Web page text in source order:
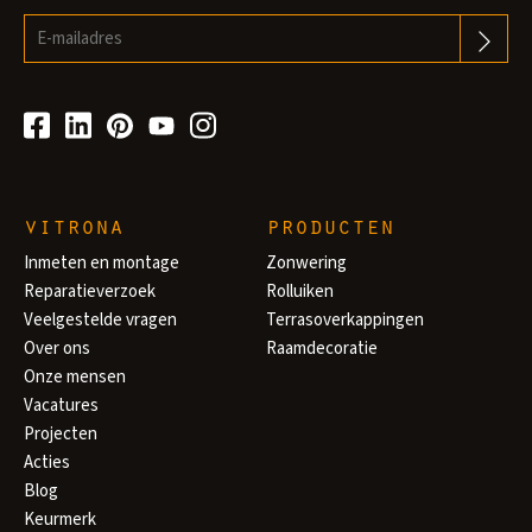
vitrona
Inmeten en montage
Reparatieverzoek
Veelgestelde vragen
Over ons
Onze mensen
Vacatures
Projecten
Acties
Blog
Keurmerk
producten
Zonwering
Rolluiken
Terrasoverkappingen
Raamdecoratie